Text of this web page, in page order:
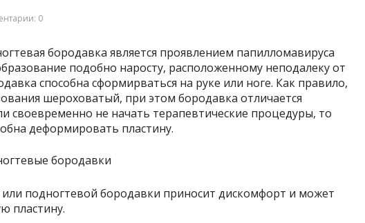
0
бородавка является проявлением папилломавируса
подобно наросту, расположенному неподалеку от
способна сформирваться на руке или ноге. Как правило,
шероховатый, при этом бородавка отличается
своевременно не начать терапевтические процедуры, то
деформировать пластину.
подногтевой бородавки приносит дискомфорт и может
пластину.